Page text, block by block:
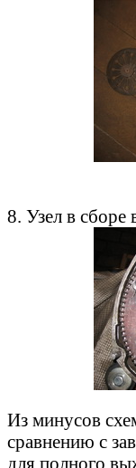
8. Узел в сборе
Из минусов
сравнению с
для полного